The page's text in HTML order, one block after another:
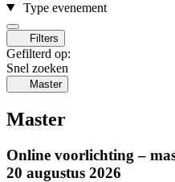
Type evenement
Filters
Gefilterd op:
Snel zoeken
Master
Master
Online voorlichting –
20 augustus 2026